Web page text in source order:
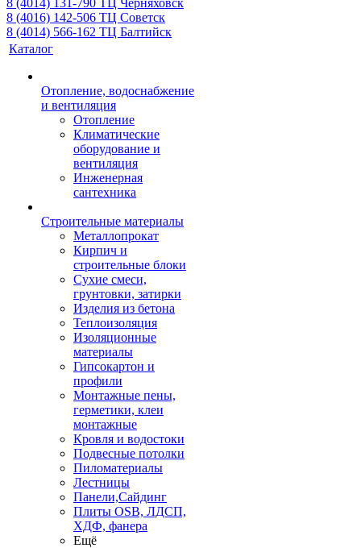
8 (4014) 131-790 ТЦ Черняховск
8 (4016) 142-506 ТЦ Советск
8 (4014) 566-162 ТЦ Балтийск
Каталог
Отопление, водоснабжение
и вентиляция
Отопление
Климатические
оборудование и
вентиляция
Инженерная
сантехника
Строительные материалы
Металлопрокат
Кирпич и
строительные блоки
Сухие смеси,
грунтовки, затирки
Изделия из бетона
Теплоизоляция
Изоляционные
материалы
Гипсокартон и
профили
Монтажные пены,
герметики, клеи
монтажные
Кровля и водостоки
Подвесные потолки
Пиломатериалы
Лестницы
Панели,Сайдинг
Плиты OSB, ЛДСП,
ХДФ, фанера
Ещё